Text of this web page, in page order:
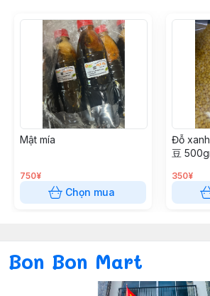
Mật mía
750¥
Chọn mua
Đỗ
豆
350¥
Bon Bon Mart